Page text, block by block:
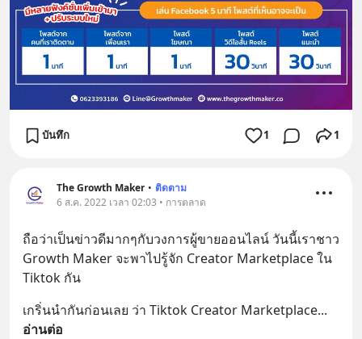
บันทึก 1 1
The Growth Maker • ติดตาม
6 ส.ค. 2022 เวลา 02:03 • การตลาด
ถือว่าเป็นข่าวดีมากๆกับวงการผู้ขายออนไลน์ วันนี้เราชาว
Growth Maker จะพาไปรู้จัก Creator Marketplace ใน
Tiktok กัน
เกริ่นนำกันก่อนเลย ว่า Tiktok Creator Marketplace
อ่านต่อ